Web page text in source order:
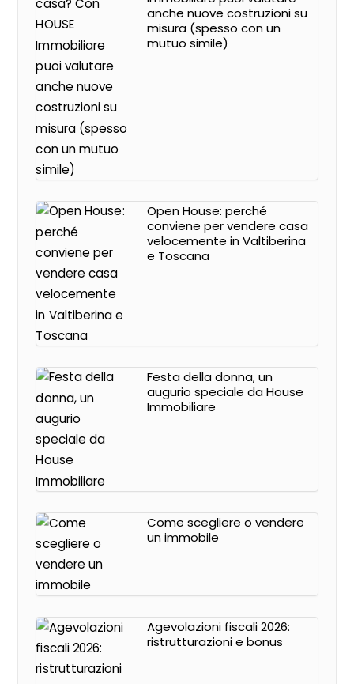
anche nuove costruzioni su
misura (spesso con un
mutuo simile)
Open House: perché
conviene per vendere casa
velocemente in Valtiberina
e Toscana
Festa della donna, un
augurio speciale da House
Immobiliare
Come scegliere o vendere
un immobile
Agevolazioni fiscali 2026:
ristrutturazioni e bonus